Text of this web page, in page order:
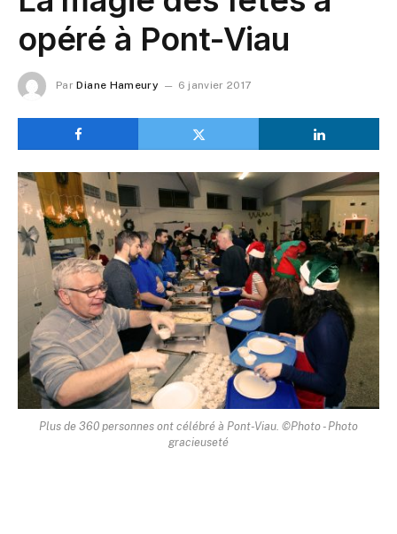
opéré à Pont-Viau
Par Diane Hameury 6 janvier 2017
Plus de 360 personnes ont célébré à Pont-Viau. ©Photo - Photo
gracieuseté